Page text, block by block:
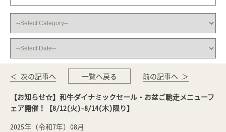
＜ 次の記事へ 一覧へ戻る 前の記事へ ＞
【お知らせ☆】和牛ダイナミックセール・お盆ご馳走メニューフ
ェア開催！【8/12(火)-8/14(木)限り】
2025年（令和7年）08月